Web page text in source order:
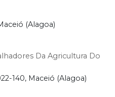
(Alagoa)
Da Agricultura Do
140, Maceió (Alagoa)